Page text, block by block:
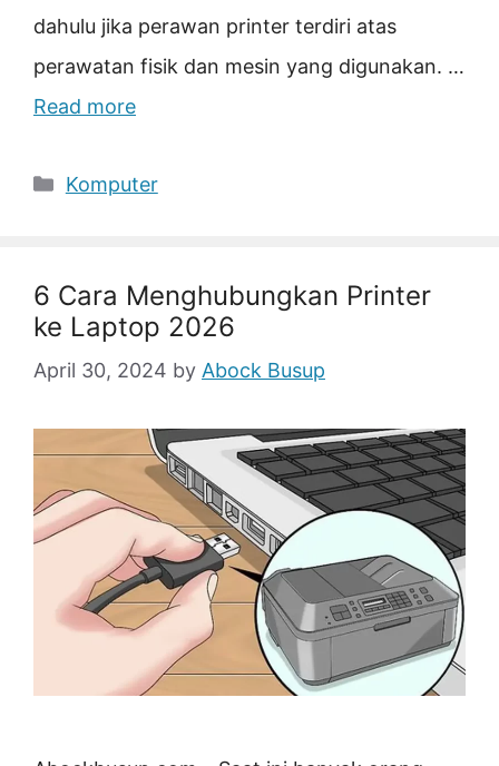
dahulu jika perawan printer terdiri atas
perawatan fisik dan mesin yang digunakan. …
Read more
Categories
Komputer
6 Cara Menghubungkan Printer
ke Laptop 2026
April 30, 2024 by Abock Busup